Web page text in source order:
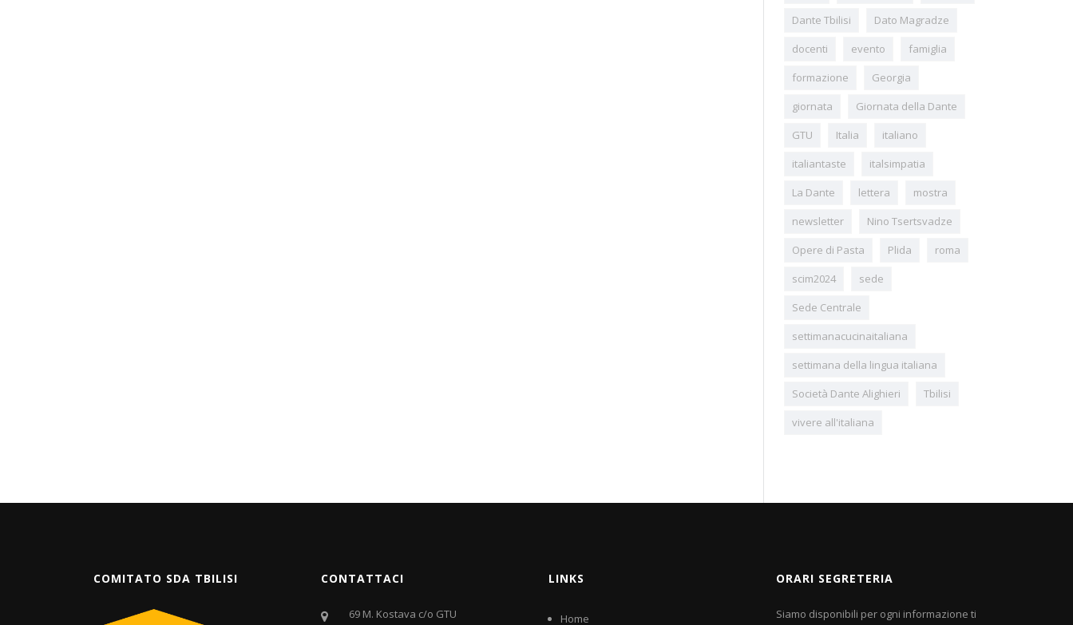
Dante Tbilisi
Dato Magradze
docenti
evento
famiglia
formazione
Georgia
giornata
Giornata della Dante
GTU
Italia
italiano
italiantaste
italsimpatia
La Dante
lettera
mostra
newsletter
Nino Tsertsvadze
Opere di Pasta
Plida
roma
scim2024
sede
Sede Centrale
settimanacucinaitaliana
settimana della lingua italiana
Società Dante Alighieri
Tbilisi
vivere all'italiana
COMITATO SDA TBILISI CONTATTACI
69 M. Kostava c/o GTU
LINKS
Home
ORARI SEGRETERIA
Siamo disponibili per ogni informazione ti